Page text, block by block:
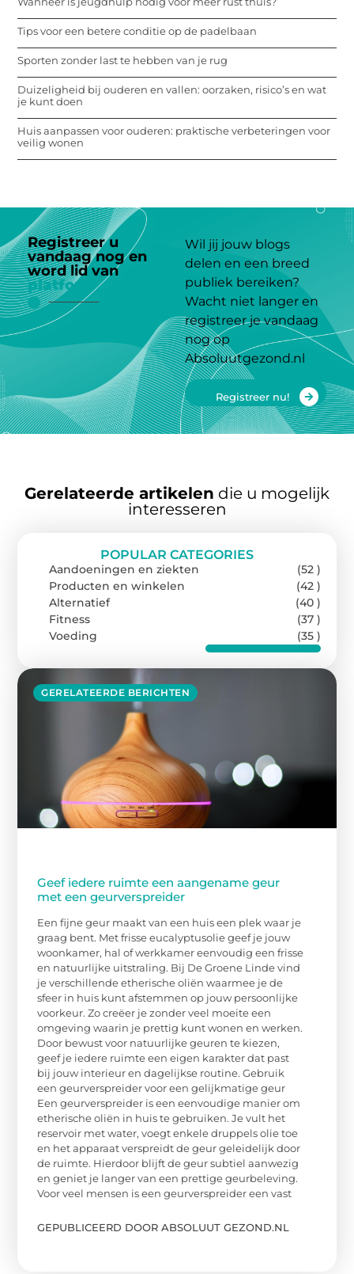
Tips voor een betere conditie op de padelbaan
Sporten zonder last te hebben van je rug
Duizeligheid bij ouderen en vallen: oorzaken, risico’s en wat
je kunt doen
Huis aanpassen voor ouderen: praktische verbeteringen voor
veilig wonen
Registreer u
vandaag nog en
word lid van
platform
Wil jij jouw blogs
delen en een breed
publiek bereiken?
Wacht niet langer en
registreer je vandaag
nog op
Absoluutgezond.nl
Registreer nu!
Gerelateerde artikelen die u mogelijk
interesseren
GERELATEERDE BERICHTEN
Geef iedere ruimte een aangename geur
met een geurverspreider
Een fijne geur maakt van een huis een plek waar je
graag bent. Met frisse eucalyptusolie geef je jouw
woonkamer, hal of werkkamer eenvoudig een frisse
en natuurlijke uitstraling. Bij De Groene Linde vind
je verschillende etherische oliën waarmee je de
sfeer in huis kunt afstemmen op jouw persoonlijke
voorkeur. Zo creëer je zonder veel moeite een
omgeving waarin je prettig kunt wonen en werken.
Door bewust voor natuurlijke geuren te kiezen,
geef je iedere ruimte een eigen karakter dat past
bij jouw interieur en dagelijkse routine. Gebruik
een geurverspreider voor een gelijkmatige geur
Een geurverspreider is een eenvoudige manier om
etherische oliën in huis te gebruiken. Je vult het
reservoir met water, voegt enkele druppels olie toe
en het apparaat verspreidt de geur geleidelijk door
de ruimte. Hierdoor blijft de geur subtiel aanwezig
en geniet je langer van een prettige geurbeleving.
Voor veel mensen is een geurverspreider een vast
GEPUBLICEERD DOOR ABSOLUUT GEZOND.NL
POPULAR CATEGORIES
Aandoeningen en ziekten
(52 )
Producten en winkelen
(42 )
Alternatief
(40 )
Fitness
(37 )
Voeding
(35 )